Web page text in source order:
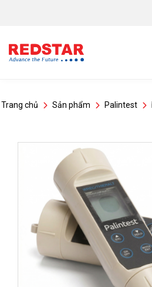
dung
Trang chủ Sản phẩm Palintest